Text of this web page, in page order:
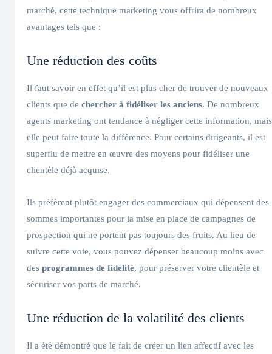
marché, cette technique marketing vous offrira de nombreux
avantages tels que :
Une réduction des coûts
Il faut savoir en effet qu’il est plus cher de trouver de nouveaux
clients que de chercher à fidéliser les anciens. De nombreux
agents marketing ont tendance à négliger cette information, mais
elle peut faire toute la différence. Pour certains dirigeants, il est
superflu de mettre en œuvre des moyens pour fidéliser une
clientèle déjà acquise.
Ils préfèrent plutôt engager des commerciaux qui dépensent des
sommes importantes pour la mise en place de campagnes de
prospection qui ne portent pas toujours des fruits. Au lieu de
suivre cette voie, vous pouvez dépenser beaucoup moins avec
des programmes de fidélité, pour préserver votre clientèle et
sécuriser vos parts de marché.
Une réduction de la volatilité des clients
Il a été démontré que le fait de créer un lien affectif avec les